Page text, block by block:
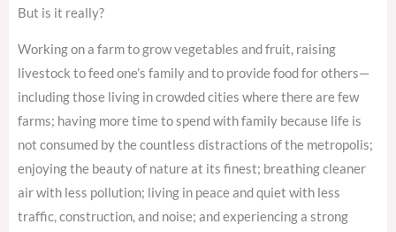
But is it really?
Working on a farm to grow vegetables and fruit, raising
livestock to feed one’s family and to provide food for others—
including those living in crowded cities where there are few
farms; having more time to spend with family because life is
not consumed by the countless distractions of the metropolis;
enjoying the beauty of nature at its finest; breathing cleaner
air with less pollution; living in peace and quiet with less
traffic, construction, and noise; and experiencing a strong